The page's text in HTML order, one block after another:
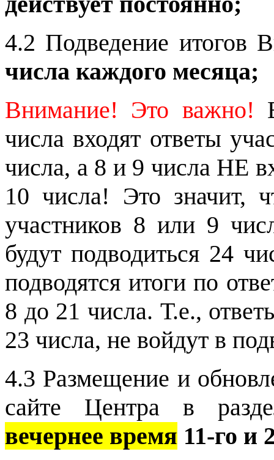
4.2 Подведение итогов
числа каждого месяца;
Внимание! Это важно!
числа входят ответы
числа, а 8 и 9 числа НЕ
10 числа! Это значит,
участников 8 или 9
будут подводиться 24
подводятся итоги по
8 до 21 числа. Т.е.,
23 числа, не войдут в
4.3 Размещение и
сайте Центра в
вечернее время 11-го и